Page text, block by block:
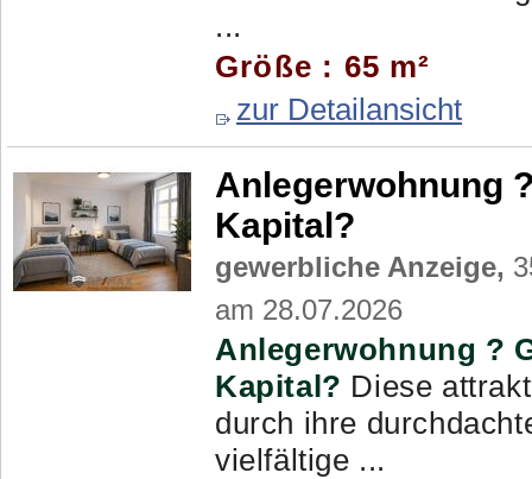
...
Größe : 65 m²
zur Detailansicht
Anlegerwohnung
Kapital?
gewerbliche Anzeige,
am 28.07.2026
Anlegerwohnung ?
Kapital? Diese
durch ihre
vielfältige ...